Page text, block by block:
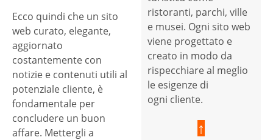
Ecco quindi che un sito
web curato, elegante,
aggiornato
costantemente con
notizie e contenuti utili al
potenziale cliente, è
fondamentale per
concludere un buon
affare. Mettergli a
ristoranti, parchi, ville
e musei. Ogni sito web
viene progettato e
creato in modo da
rispecchiare al meglio
le esigenze di
ogni cliente.
↑